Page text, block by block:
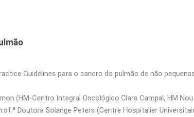
Guidelines para o cancro do pulmão de não
(HM-Centro Integral Oncológico Clara Campal, HM
Doutora Solange Peters (Centre Hospitalier